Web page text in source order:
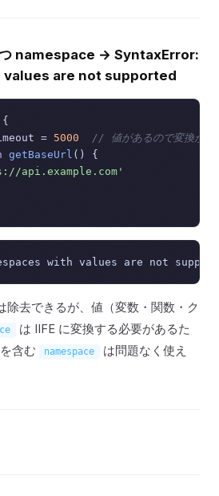
つ namespace → SyntaxError:
are not supported
{
= 5000
// 値があるので変換が必
getBaseUrl ( ) {
api.example.com'
除去できるが、値（変数・関数・ク
は IIFE に変換する必要があるた
含む
namespace
は問題なく使え